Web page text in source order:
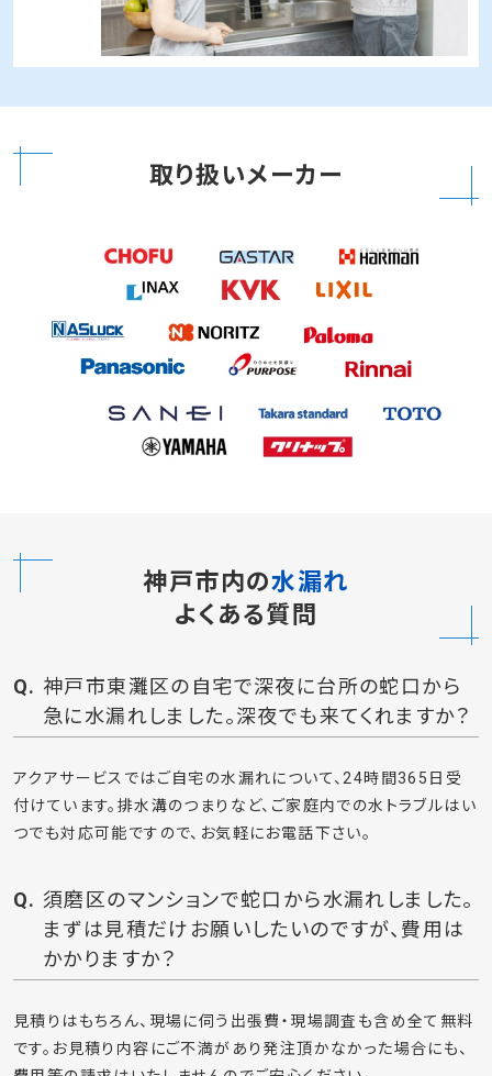
取り扱いメーカー
神戸市内の水漏れ
よくある質問
神戸市東灘区の自宅で深夜に台所の蛇口から
急に水漏れしました。深夜でも来てくれますか？
アクアサービスではご自宅の水漏れについて、24時間365日受
付けています。排水溝のつまりなど、ご家庭内での水トラブルはい
つでも対応可能ですので、お気軽にお電話下さい。
須磨区のマンションで蛇口から水漏れしました。
まずは見積だけお願いしたいのですが、費用は
かかりますか？
見積りはもちろん、現場に伺う出張費・現場調査も含め全て無料
です。お見積り内容にご不満があり発注頂かなかった場合にも、